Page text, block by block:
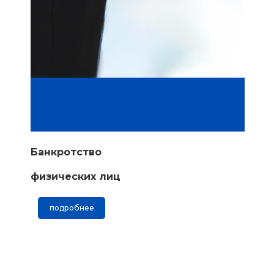
Банкротство
физических лиц
подробнее